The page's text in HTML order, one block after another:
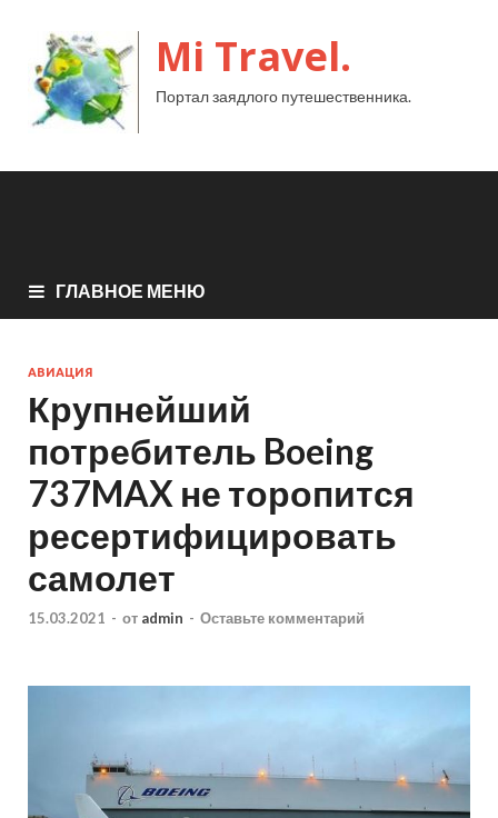
Mi Travel.
Портал заядлого путешественника.
ГЛАВНОЕ МЕНЮ
АВИАЦИЯ
Крупнейший
потребитель Boeing
737MAX не торопится
ресертифицировать
самолет
15.03.2021 - от admin - Оставьте комментарий